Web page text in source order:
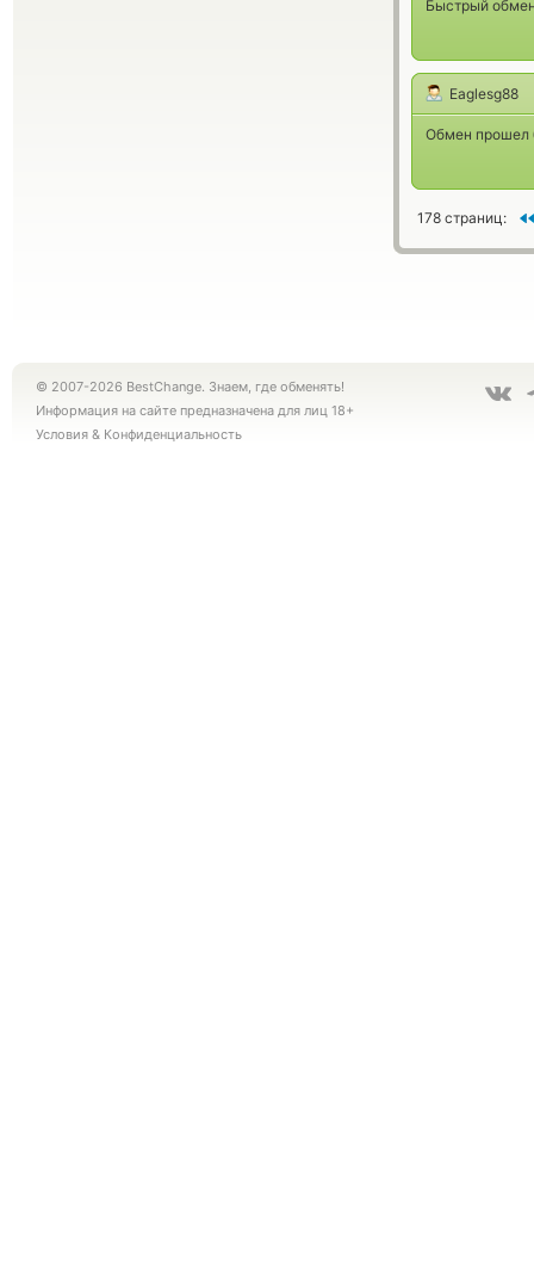
Быстрый
Eaglesg88
Обмен прошел
178 страниц:
© 2007-2026 BestChange. Знаем, где обменять!
Информация на сайте предназначена для лиц 18+
Условия & Конфиденциальность